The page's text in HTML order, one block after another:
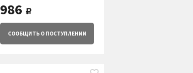
986 руб.
СООБЩИТЬО ПОСТУПЛЕНИИ